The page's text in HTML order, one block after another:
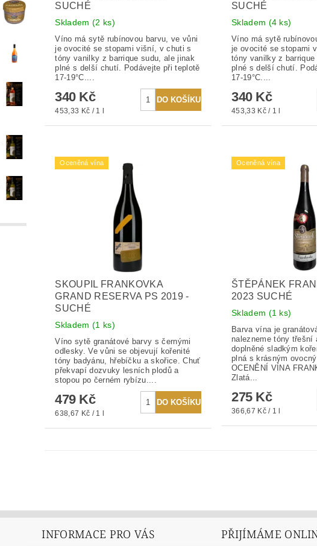
SUCHÉ
Skladem (2 ks)
Víno má sytě rubínovou barvu, ve vůni
je ovocité se stopami višní, v chuti s
tóny vanilky z barrique sudu, ale jinak
plné s delší chutí. Podávejte při teplotě
17-19°C....
340 Kč
453,33 Kč / 1 l
SUCHÉ
Skladem (4 ks)
Víno má sytě
je ovocité se stopami
tóny vanilky z
plné s delší chutí.
17-19°C....
340 Kč
453,33 Kč / 1 l
Oceněná vína
SKOUPIL FRANKOVKA
GRAND RESERVA PS 2019 -
SUCHÉ
Skladem (1 ks)
Víno sytě granátové barvy s černými
odlesky. Ve vůni se objevují kořenité
tóny badyánu, hřebíčku a skořice. Chuť
překvapí dozvuky lesních plodů a
stopou po černém rybízu....
479 Kč
638,67 Kč / 1 l
Oceněná vína
ŠTĚPÁNEK
2023 SUCHÉ
Skladem (1 ks)
Barva vína je
nalezneme tóny třešní
doplněné sladkým
plná s krásným
OCENĚNÍ VÍNA
Zlatá...
275 Kč
366,67 Kč / 1 l
INFORMACE PRO VÁS PŘIJÍMÁME